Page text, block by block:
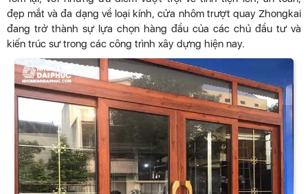
đẹp mắt và đa dạng về loại kính, cửa nhôm trượt quay Zhongkai
đang trở thành sự lựa chọn hàng đầu của các chủ đầu tư và
kiến trúc sư trong các công trình xây dựng hiện nay.